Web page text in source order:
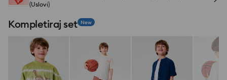
(Uslovi)
Kompletiraj set New